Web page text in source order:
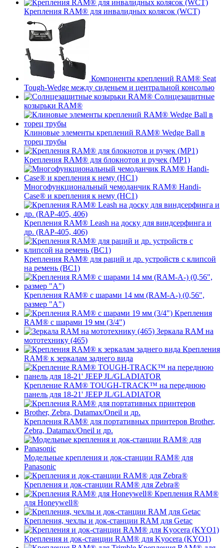
Крепления RAM® для инвалидных колясок (WCT)
Компоненты креплений RAM® Seat
Tough-Wedge между сиденьем и центральной консолью
Солнцезащитные
козырьки RAM®
Клиновые элементы креплений RAM® Wedge Ball в
торец трубы
Крепления RAM® для блокнотов и ручек (MP1)
Многофункциональный чемоданчик RAM® Handi-
Case® и крепления к нему (HC1)
Крепления RAM® Leash на доску для виндсерфинга и
др. (RAP-405, 406)
Крепления RAM® для раций и др. устройств с клипсой
на ремень (BC1)
Крепления RAM® с шарами 14 мм (RAM-A-) (0,56",
размер "A")
Крепления
RAM® с шарами 19 мм (3/4")
Зеркала RAM на
мототехнику (465)
Крепления
RAM® к зеркалам заднего вида
Крепление RAM® TOUGH-TRACK™ на переднюю
панель для 18-21' JEEP JL/GLADIATOR
Крепления RAM® для портативных принтеров Brother,
Zebra, Datamax/Oneil и др.
Модельные крепления и док-станции RAM® для
Panasonic
Крепления и док-станции RAM® для Zebra®
Крепления RAM®
для Honeywell®
Крепления, чехлы и док-станции RAM для Getac
Крепления и док-станции RAM® для Kyocera (KYO1)